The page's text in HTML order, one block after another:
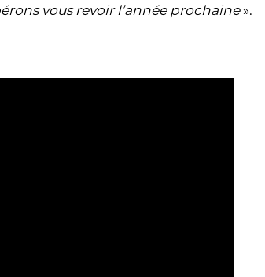
vous revoir l’année prochaine».